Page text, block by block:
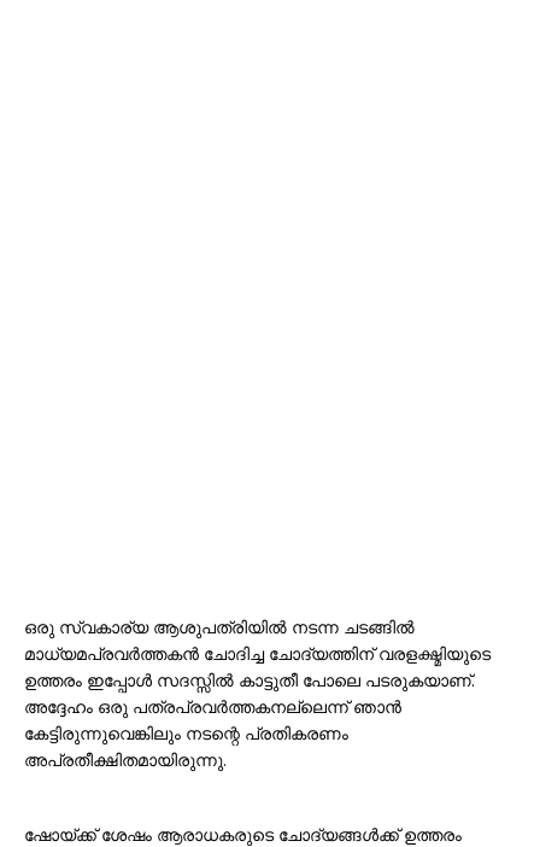
ഒരു സ്വകാര്യ ആശുപത്രിയിൽ നടന്ന ചടങ്ങിൽ
മാധ്യമപ്രവർത്തകൻ ചോദിച്ച ചോദ്യത്തിന് വരളക്ഷ്മിയുടെ
ഉത്തരം ഇപ്പോൾ സദസ്സിൽ കാട്ടുതീ പോലെ പടരുകയാണ്.
അദ്ദേഹം ഒരു പത്രപ്രവർത്തകനല്ലെന്ന് ഞാൻ
കേട്ടിരുന്നുവെങ്കിലും നടന്റെ പ്രതികരണം
അപ്രതീക്ഷിതമായിരുന്നു.
ഷോയ്ക്ക് ശേഷം ആരാധകരുടെ ചോദ്യങ്ങൾക്ക് ഉത്തരം